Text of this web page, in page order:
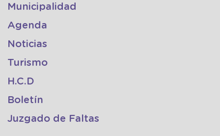
Municipalidad
Agenda
Noticias
Turismo
H.C.D
Boletín
Juzgado de Faltas